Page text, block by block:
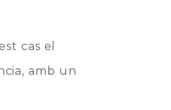
cas el
amb un